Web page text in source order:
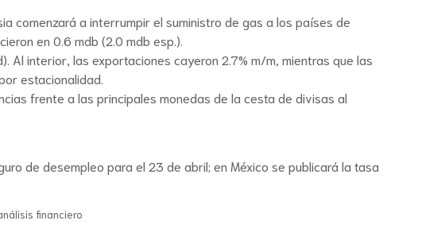
comenzará a interrumpir el suministro de gas a los países de
en 0.6 mdb (2.0 mdb esp.).
Al interior, las exportaciones cayeron 2.7% m/m, mientras que las
estacionalidad.
frente a las principales monedas de la cesta de divisas al
de desempleo para el 23 de abril; en México se publicará la tasa
financiero